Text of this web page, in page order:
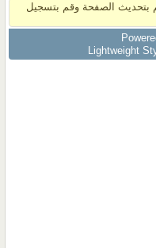
بتحديث الصفحة وقم بتسجيل
Lightweight